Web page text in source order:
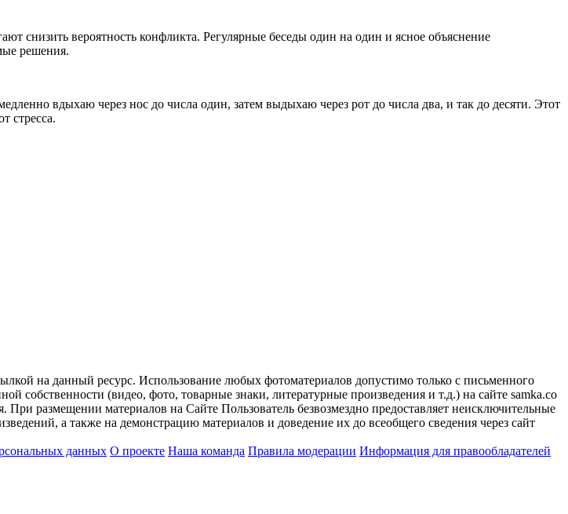
вероятность конфликта. Регулярные беседы один на один и ясное объяснение
решения.
вдыхаю через нос до числа один, затем выдыхаю через рот до числа два, и так до десяти. Этот
стресса.
на данный ресурс. Использование любых фотоматериалов допустимо только с письменного
собственности (видео, фото, товарные знаки, литературные произведения и т.д.) на сайте samka.co
размещении материалов на Сайте Пользователь безвозмездно предоставляет неисключительные
а также на демонстрацию материалов и доведение их до всеобщего сведения через сайт
данных О проекте Наша команда Правила модерации Информация для правообладателей